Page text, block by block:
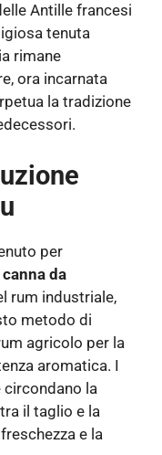
Antille francesi
tenuta
rimane
ora incarnata
la tradizione
per
da
rum industriale,
metodo di
agricolo per la
aromatica. I
circondano la
il taglio e la
e la